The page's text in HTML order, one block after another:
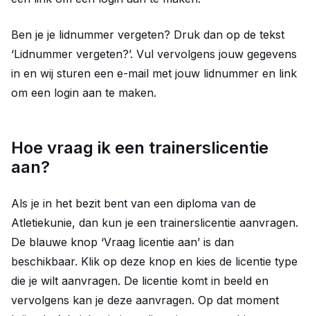
Ben je je lidnummer vergeten? Druk dan op de tekst
‘Lidnummer vergeten?’. Vul vervolgens jouw gegevens
in en wij sturen een e-mail met jouw lidnummer en link
om een login aan te maken.
Hoe vraag ik een trainerslicentie
aan?
Als je in het bezit bent van een diploma van de
Atletiekunie, dan kun je een trainerslicentie aanvragen.
De blauwe knop ‘Vraag licentie aan’ is dan
beschikbaar. Klik op deze knop en kies de licentie type
die je wilt aanvragen. De licentie komt in beeld en
vervolgens kan je deze aanvragen. Op dat moment